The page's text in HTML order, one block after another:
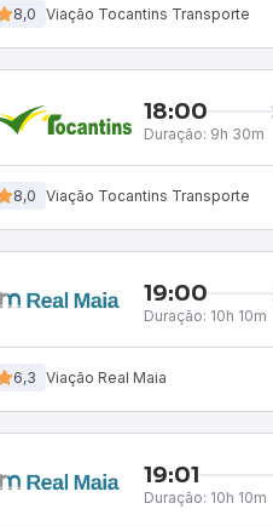
8,0 Viação Tocantins Transporte
18:00
Duração: 9h 30m
8,0 Viação Tocantins Transporte
19:00
Duração: 10h 10m
6,3 Viação Real Maia
19:01
Duração: 10h 10m